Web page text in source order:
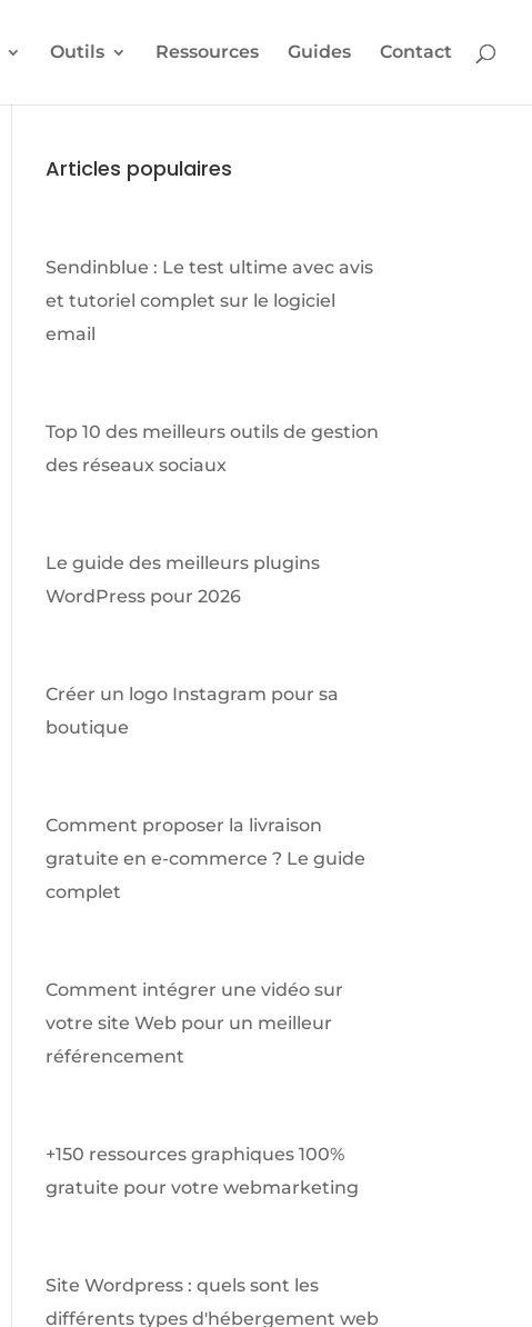
Outils Ressources Guides Contact
Articles populaires
Sendinblue : Le test ultime avec avis
et tutoriel complet sur le logiciel
email
Top 10 des meilleurs outils de gestion
des réseaux sociaux
Le guide des meilleurs plugins
WordPress pour 2026
Créer un logo Instagram pour sa
boutique
Comment proposer la livraison
gratuite en e-commerce ? Le guide
complet
Comment intégrer une vidéo sur
votre site Web pour un meilleur
référencement
+150 ressources graphiques 100%
gratuite pour votre webmarketing
Site Wordpress : quels sont les
différents types d'hébergement web